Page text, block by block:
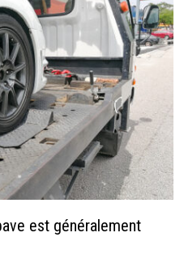
est généralement